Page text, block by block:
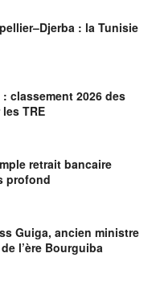
: la Tunisie
classement 2026 des
TRE
retrait bancaire
profond
Guiga, ancien ministre
l’ère Bourguiba